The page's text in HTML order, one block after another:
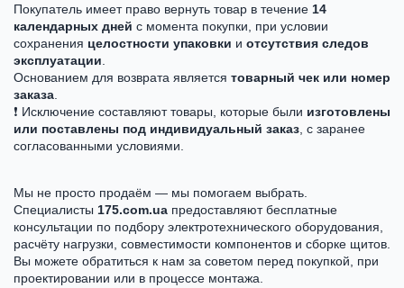
Покупатель имеет право вернуть товар в течение 14
календарных дней с момента покупки, при условии
сохранения целостности упаковки и отсутствия следов
эксплуатации
Основанием для возврата является товарный чек или номер
заказа
❗ Исключение составляют товары, которые были изготовлены
или поставлены под индивидуальный заказ , с заранее
согласованными условиями.
Мы не просто продаём — мы помогаем выбрать.
Специалисты 175.com.ua предоставляют бесплатные
консультации по подбору электротехнического оборудования,
расчёту нагрузки, совместимости компонентов и сборке щитов.
Вы можете обратиться к нам за советом перед покупкой, при
проектировании или в процессе монтажа.